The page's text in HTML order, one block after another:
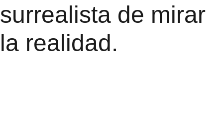
surrealista de mirar
la realidad.